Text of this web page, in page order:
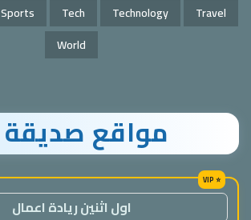
Sports Tech Technology
Travel
World
مواقع صديقة
اول اثنين ريادة اعمال